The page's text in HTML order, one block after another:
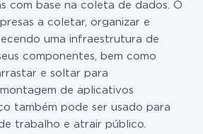
com base na coleta de dados. O
a coletar, organizar e
uma infraestrutura de
componentes, bem como
e soltar para
de aplicativos
também pode ser usado para
trabalho e atrair público.